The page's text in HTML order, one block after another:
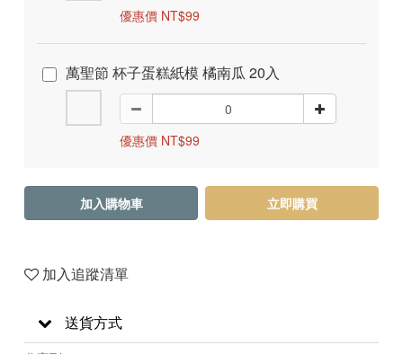
優惠價 NT$99
萬聖節 杯子蛋糕紙模 橘南瓜 20入
優惠價 NT$99
加入購物車 立即購買
加入追蹤清單
送貨方式